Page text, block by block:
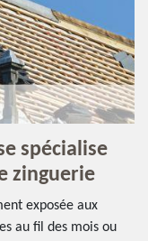
spécialise
zinguerie
exposée aux
au fil des mois ou